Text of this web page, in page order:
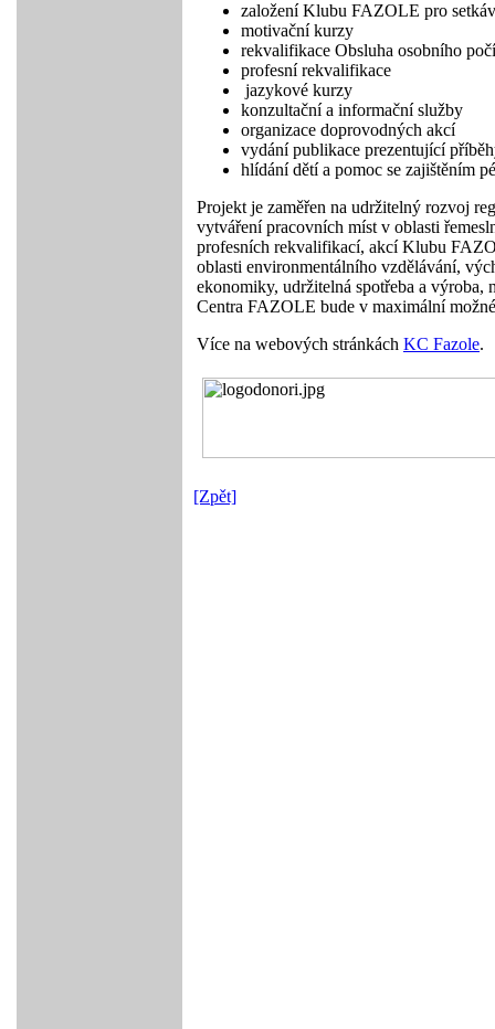
založení Klubu FAZOLE pro
motivační kurzy
rekvalifikace Obsluha osobního
profesní rekvalifikace
jazykové kurzy
konzultační a informační služby
organizace doprovodných akcí
vydání publikace prezentující
hlídání dětí a pomoc se zajištěním
Projekt je zaměřen na udržitelný rozvoj
vytváření pracovních míst v oblasti
profesních rekvalifikací, akcí Klubu
oblasti environmentálního vzdělávání,
ekonomiky, udržitelná spotřeba a
Centra FAZOLE bude v maximální
Více na webových stránkách KC Fazole.
[Zpět]